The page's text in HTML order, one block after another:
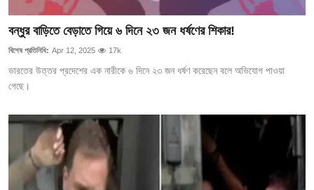
বন্ধুর বাড়িতে বেড়াতে গিয়ে ৬ দিনে ২৩ জন ধর্ষণের শিকার!
বিশেষ প্রতিনিধি: Apr 12, 2025 17k
ভারতের উত্তর প্রদেশের এক নারীকে ৬ দিনে ২৩ জন ধর্ষণ করেছেন বলে অভিযোগ পাওয়া
গেছে।